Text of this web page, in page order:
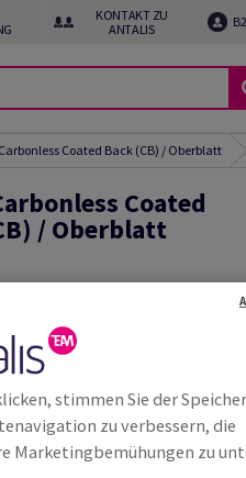
KONTAKT ZU
ANTALIS
Coated Back (CB) / Oberblatt
Coated
/ Oberblatt
weiss, 80g/m2, 450mm x
stimmen Sie der
zu verbessern, die
Marketingbemühungen zu